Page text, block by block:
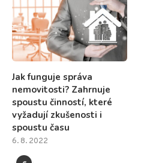
Jak funguje správa
nemovitosti? Zahrnuje
spoustu činností, které
vyžadují zkušenosti i
spoustu času
6. 8. 2022